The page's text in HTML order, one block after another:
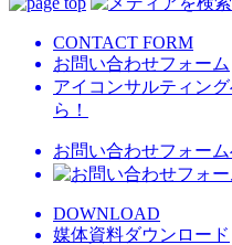
CONTACT FORM
お問い合わせフォーム
アイコンサルティン
ら！
お問い合わせフォー
DOWNLOAD
媒体資料ダウンロード